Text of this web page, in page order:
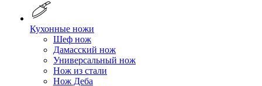
Кухонные ножи
Шеф нож
Дамасский нож
Универсальный нож
Нож из стали
Нож Деба